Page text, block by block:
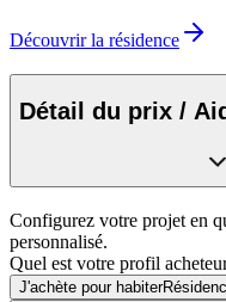
Découvrir la résidence
Détail du prix /
Configurez votre projet en
personnalisé.
Quel est votre profil
J'achète pour habiter